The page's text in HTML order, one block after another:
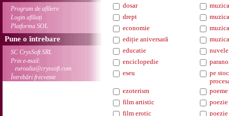
Program de afiliere
Login afiliați
Platforma SOL
Pune o întrebare
SC CrysSoft SRL
Prin e-mail:
euroalia@cryssoft.com
Întrebări frecvente
dosar
drept
economie
ediție aniversară
educatie
nuvele
enciclopedie
eseu
pe
ezoterism
poeme
film artistic
poezie
film erotic